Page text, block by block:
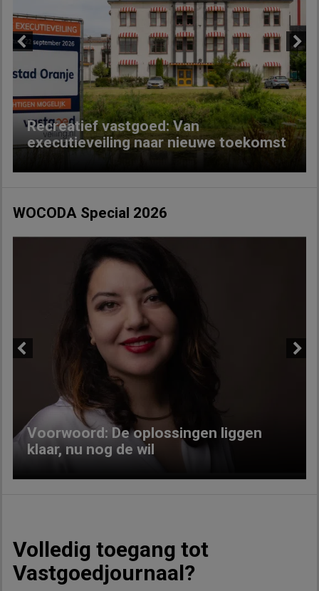
Recreatief vastgoed: Van
executieveiling naar nieuwe toekomst
Next
WOCODA Special 2026
Voorwoord: De oplossingen liggen
klaar, nu nog de wil
Volledig toegang tot
Vastgoedjournaal?